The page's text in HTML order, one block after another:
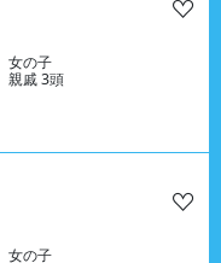
女の子
親戚 3頭
女の子